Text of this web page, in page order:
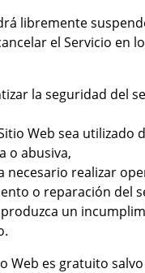
libremente
el Servicio en
la seguridad del
Web sea utilizado
o abusiva,
necesario realizar
o reparación del
un
Web es gratuito